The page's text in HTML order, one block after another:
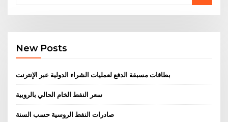
New Posts
بطاقات مسبقة الدفع لعمليات الشراء الدولية عبر الإنترنت
سعر النفط الخام الحالي بالروبية
صادرات النفط الروسية حسب السنة